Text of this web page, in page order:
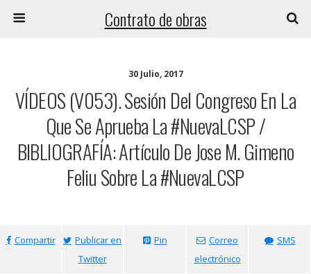
Contrato de obras
30 Julio, 2017
VÍDEOS (V053). Sesión Del Congreso En La
Que Se Aprueba La #NuevaLCSP /
BIBLIOGRAFÍA: Artículo De Jose M. Gimeno
Feliu Sobre La #NuevaLCSP
Compartir
Publicar en
Twitter
Pin
Correo
electrónico
SMS